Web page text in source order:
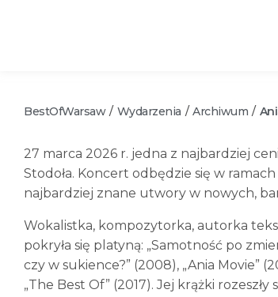
BestOfWarsaw / Wydarzenia / Archiwum /
27 marca 2026 r. jedna z najbardziej
Stodoła. Koncert odbędzie się w
najbardziej znane utwory w nowych,
Wokalistka, kompozytorka, autorka
pokryła się platyną: „Samotność po
czy w sukience?” (2008), „Ania Movie”
„The Best Of” (2017). Jej krążki